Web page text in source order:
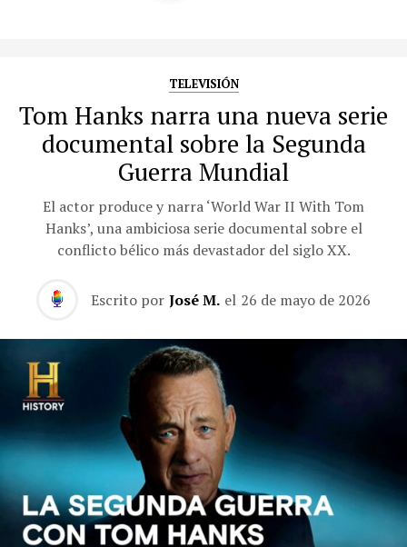
TELEVISIÓN
Tom Hanks narra una nueva serie
documental sobre la Segunda
Guerra Mundial
El actor produce y narra ‘World War II With Tom
Hanks’, una ambiciosa serie documental sobre el
conflicto bélico más devastador del siglo XX.
Escrito por José M. el 26 de mayo de 2026